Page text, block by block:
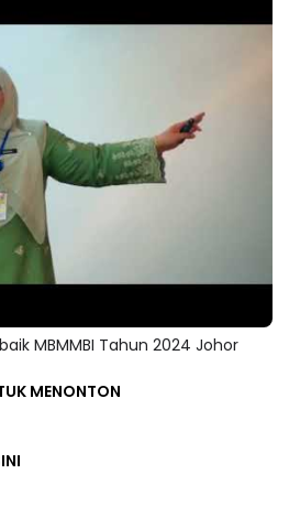
MBMMBI Tahun 2024 Johor
MENONTON